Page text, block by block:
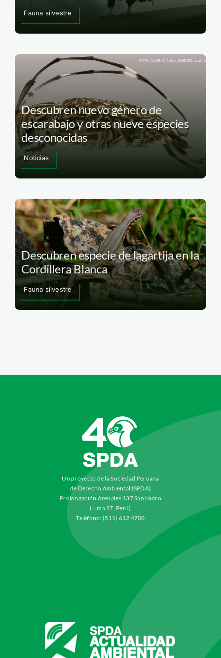
Fauna silvestre
Descubren nuevo género de
escarabajo y otras nueve especies
desconocidas
Noticias
Descubren especie de lagartija en la
Cordillera Blanca
Fauna silvestre
Un proyecto de la Sociedad Peruana
de Derecho Ambiental (SPDA)
Prolongación Arenales 437 San Isidro
(Lima 27, Perú)
Teléfono: (511) 612 4700